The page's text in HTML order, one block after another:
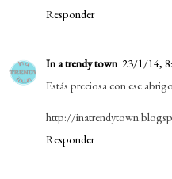
Responder
In a trendy town 23/1/14,
Estás preciosa con ese
http://
Responder